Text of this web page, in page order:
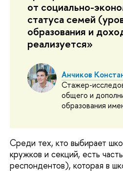
от социально-
статуса семей
образования и
реализуется»
Анчиков
Стажер-
общего и
образования
Среди тех, кто выбирает
кружков и секций, есть
респондентов), которая в